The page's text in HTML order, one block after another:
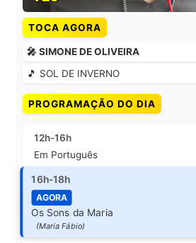
TOCA AGORA
🎤 SIMONE DE OLIVEIRA
🎵 SOL DE INVERNO
PROGRAMAÇÃO DO DIA
12h-16h
Em Português
16h-18h
AGORA
Os Sons da Maria
(Maria Fábio)